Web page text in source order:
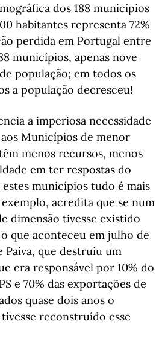
dos 188 municípios
habitantes representa 72%
perdida em Portugal entre
municípios, apenas nove
população; em todos os
a população decresceu!
a imperiosa necessidade
Municípios de menor
menos recursos, menos
em ter respostas do
municípios tudo é mais
acredita que se num
dimensão tivesse existido
que aconteceu em julho de
Paiva, que destruiu um
era responsável por 10% do
e 70% das exportações de
quase dois anos o
reconstruído esse